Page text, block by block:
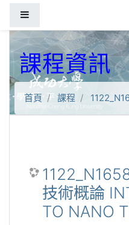
課程資訊
首頁 課程
技術概論
TO NANO